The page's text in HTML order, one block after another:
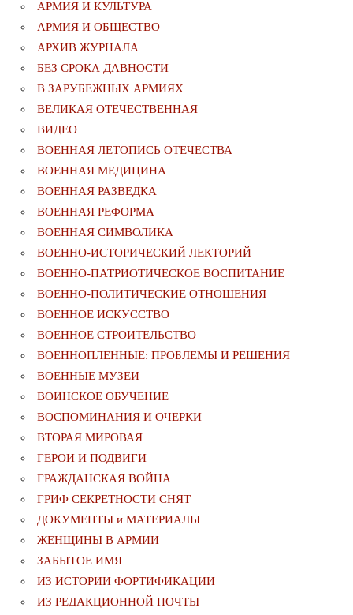
АРМИЯ И КУЛЬТУРА
АРМИЯ И ОБЩЕСТВО
АРХИВ ЖУРНАЛА
БЕЗ СРОКА ДАВНОСТИ
В ЗАРУБЕЖНЫХ АРМИЯХ
ВЕЛИКАЯ ОТЕЧЕСТВЕННАЯ
ВИДЕО
ВОЕННАЯ ЛЕТОПИСЬ ОТЕЧЕСТВА
ВОЕННАЯ МЕДИЦИНА
ВОЕННАЯ РАЗВЕДКА
ВОЕННАЯ РЕФОРМА
ВОЕННАЯ СИМВОЛИКА
ВОЕННО-ИСТОРИЧЕСКИЙ ЛЕКТОРИЙ
ВОЕННО-ПАТРИОТИЧЕСКОЕ ВОСПИТАНИЕ
ВОЕННО-ПОЛИТИЧЕСКИE ОТНОШЕНИЯ
ВОЕННОЕ ИСКУССТВО
ВОЕННОЕ СТРОИТЕЛЬСТВО
ВОЕННОПЛЕННЫЕ: ПРОБЛЕМЫ И РЕШЕНИЯ
ВОЕННЫЕ МУЗЕИ
ВОИНСКОЕ ОБУЧЕНИЕ
ВОСПОМИНАНИЯ И ОЧЕРКИ
ВТОРАЯ МИРОВАЯ
ГЕРОИ И ПОДВИГИ
ГРАЖДАНСКАЯ ВОЙНА
ГРИФ СЕКРЕТНОСТИ СНЯТ
ДОКУМЕНТЫ и МАТЕРИАЛЫ
ЖЕНЩИНЫ В АРМИИ
ЗАБЫТОЕ ИМЯ
ИЗ ИСТОРИИ ФОРТИФИКАЦИИ
ИЗ РЕДАКЦИОННОЙ ПОЧТЫ